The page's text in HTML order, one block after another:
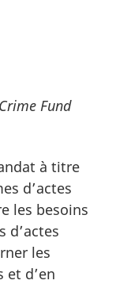
Fund
à titre
d’actes
les besoins
d’actes
les
et d’en